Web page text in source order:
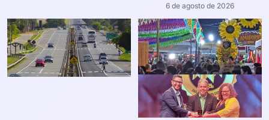
6 de agosto de 2026